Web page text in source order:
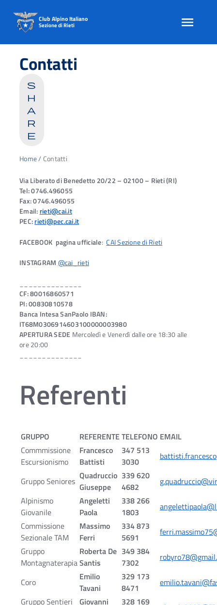
content
Club Alpino Italiano
Sezione di Rieti
Contatti
s
h
a
r
e
Home/ Contatti
Via Liberato di Benedetto 20/22 – 02100 – Rieti (RI)
Tel: 0746.496055
Fax: 0746.496055
Email: rieti@cai.it
PEC:rieti@pec.cai.it
FACEBOOK pagina ufficiale:CAI Sezione di Rieti
INSTAGRAM @cai_rieti
CF: 80016860571
PI: 00830810578
Banca Intesa SanPaolo IBAN:
IT68M0306914603100000003980
APERTURA SEDE Mercoledì e Venerdì dalle ore 18:30 alle
ore 20:00
Referenti
GRUPPO REFERENTETELEFONO EMAIL
Commmissione
Escursionismo
Francesco
Battisti
347 513
3030
Gruppo Seniores Quadruccio
Giuseppe
339 620
4682
Alpinismo
Giovanile
Angeletti
Paola
338 266
1803
Commissione
Sezionale TAM
Massimo
Ferri
334 873
5691
Gruppo
Montagnaterapia
Roberta De
Santis
349 384
7302
Coro
Emilio
Tavani
329 173
8471
Gruppo Sentieri
Giovanni
328 169